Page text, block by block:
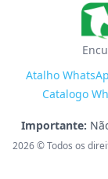
Atalho
Catalogo
Importante:
2026© Todos os